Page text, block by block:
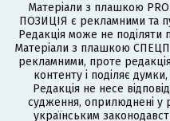
Матеріали з плашкою
ПОЗИЦІЯ є рекламними та
Редакція може не поділяти
Матеріали з плашкою
рекламними, проте
контенту і поділяє
Редакція не несе
судження, оприлюднені у
українським